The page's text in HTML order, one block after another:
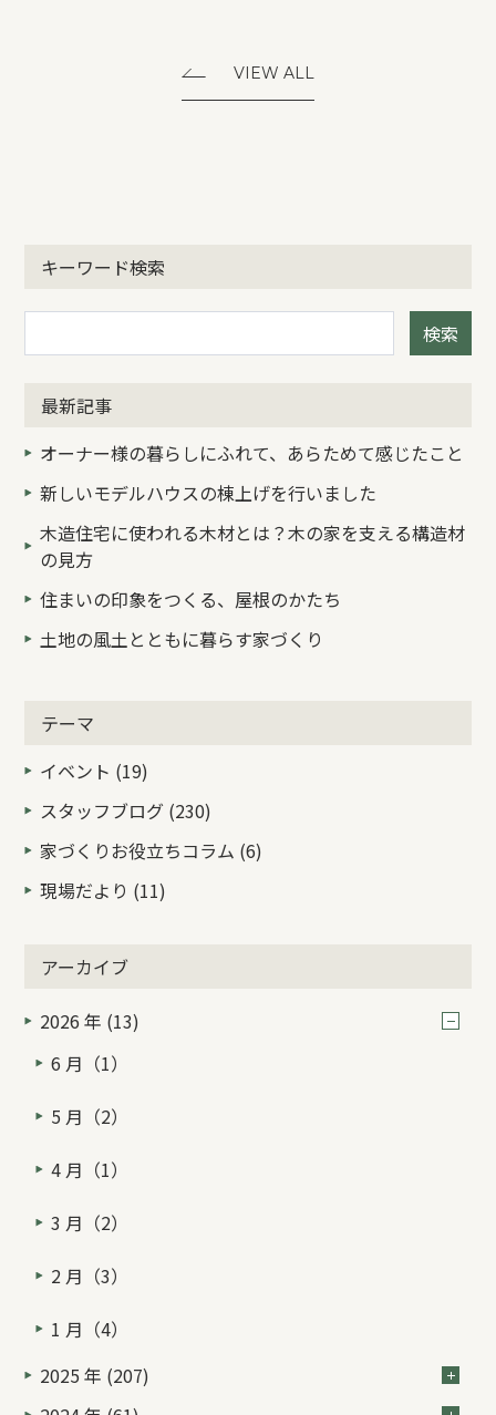
キーワード検索
検索
最新記事
オーナー様の暮らしにふれて、あらためて感じたこと
新しいモデルハウスの棟上げを行いました
木造住宅に使われる木材とは？木の家を支える構造材
の見方
住まいの印象をつくる、屋根のかたち
土地の風土とともに暮らす家づくり
テーマ
イベント (19)
スタッフブログ (230)
家づくりお役立ちコラム (6)
現場だより (11)
アーカイブ
2026 年 (13)
6 月（1）
5 月（2）
4 月（1）
3 月（2）
2 月（3）
1 月（4）
2025 年 (207)
VIEW ALL